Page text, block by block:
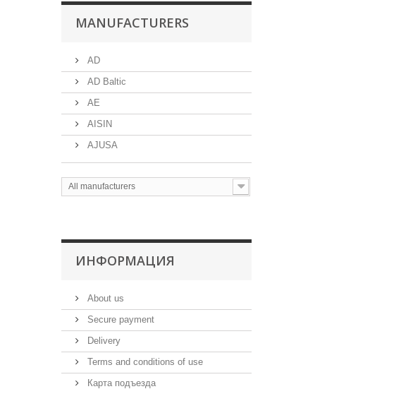
MANUFACTURERS
AD
AD Baltic
AE
AISIN
AJUSA
All manufacturers
ИНФОРМАЦИЯ
About us
Secure payment
Delivery
Terms and conditions of use
Карта подъезда